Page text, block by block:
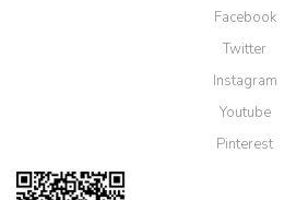
Facebook
Twitter
Instagram
Youtube
Pinterest